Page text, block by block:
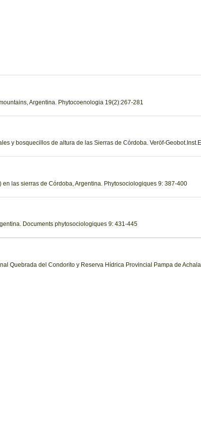
Argentina. Phytocoenologia 19(2):267-281
y bosquecillos de altura de las Sierras de Córdoba. Veröf-
las sierras de Córdoba, Argentina. Phytosociologiques 9: 387-400
Documents phytosociologiques 9: 431-445
Quebrada del Condorito y Reserva Hídrica Provincial Pampa de